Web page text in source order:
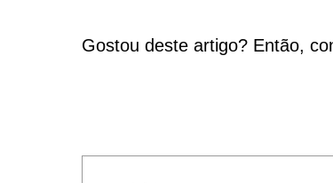
Gostou deste artigo? Então,